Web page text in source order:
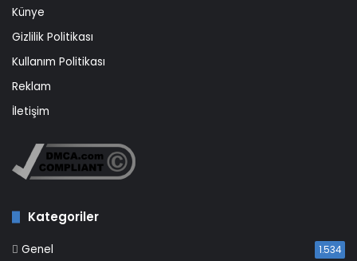
Künye
Gizlilik Politikası
Kullanım Politikası
Reklam
İletişim
Kategoriler
Genel 1.534